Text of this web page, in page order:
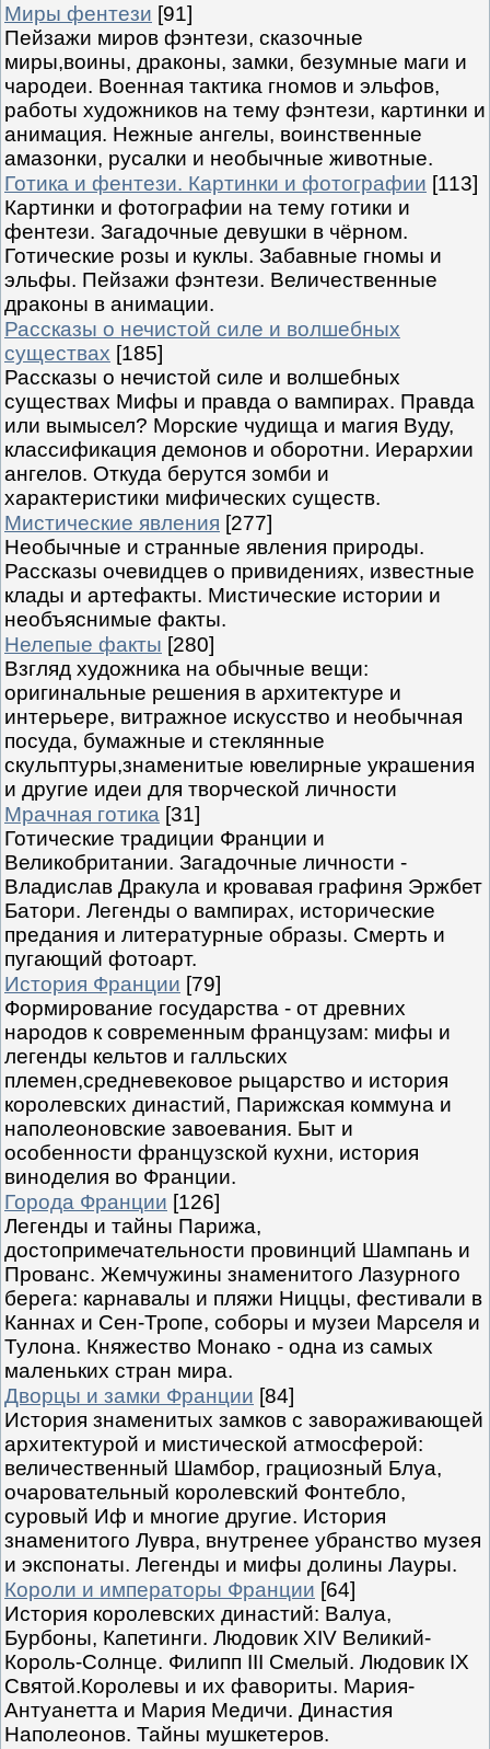
Миры фентези [91]
Пейзажи миров фэнтези, сказочные
миры,воины, драконы, замки, безумные маги и
чародеи. Военная тактика гномов и эльфов,
работы художников на тему фэнтези, картинки и
анимация. Нежные ангелы, воинственные
амазонки, русалки и необычные животные.
Готика и фентези. Картинки и фотографии [113]
Картинки и фотографии на тему готики и
фентези. Загадочные девушки в чёрном.
Готические розы и куклы. Забавные гномы и
эльфы. Пейзажи фэнтези. Величественные
драконы в анимации.
Рассказы о нечистой силе и волшебных
существах [185]
Рассказы о нечистой силе и волшебных
существах Мифы и правда о вампирах. Правда
или вымысел? Морские чудища и магия Вуду,
классификация демонов и оборотни. Иерархии
ангелов. Откуда берутся зомби и
характеристики мифических существ.
Мистические явления [277]
Необычные и странные явления природы.
Рассказы очевидцев о привидениях, известные
клады и артефакты. Мистические истории и
необъяснимые факты.
Нелепые факты [280]
Взгляд художника на обычные вещи:
оригинальные решения в архитектуре и
интерьере, витражное искусство и необычная
посуда, бумажные и стеклянные
скульптуры,знаменитые ювелирные украшения
и другие идеи для творческой личности
Мрачная готика [31]
Готические традиции Франции и
Великобритании. Загадочные личности -
Владислав Дракула и кровавая графиня Эржбет
Батори. Легенды о вампирах, исторические
предания и литературные образы. Смерть и
пугающий фотоарт.
История Франции [79]
Формирование государства - от древних
народов к современным французам: мифы и
легенды кельтов и галльских
племен,средневековое рыцарство и история
королевских династий, Парижская коммуна и
наполеоновские завоевания. Быт и
особенности французской кухни, история
виноделия во Франции.
Города Франции [126]
Легенды и тайны Парижа,
достопримечательности провинций Шампань и
Прованс. Жемчужины знаменитого Лазурного
берега: карнавалы и пляжи Ниццы, фестивали в
Каннах и Сен-Тропе, соборы и музеи Марселя и
Тулона. Княжество Монако - одна из самых
маленьких стран мира.
Дворцы и замки Франции [84]
История знаменитых замков с завораживающей
архитектурой и мистической атмосферой:
величественный Шамбор, грациозный Блуа,
очаровательный королевский Фонтебло,
суровый Иф и многие другие. История
знаменитого Лувра, внутренее убранство музея
и экспонаты. Легенды и мифы долины Лауры.
Короли и императоры Франции [64]
История королевских династий: Валуа,
Бурбоны, Капетинги. Людовик XIV Великий-
Король-Солнце. Филипп III Смелый. Людовик IX
Святой.Королевы и их фавориты. Мария-
Антуанетта и Мария Медичи. Династия
Наполеонов. Тайны мушкетеров.